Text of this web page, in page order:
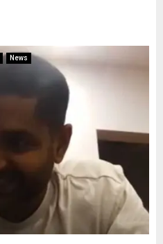
News